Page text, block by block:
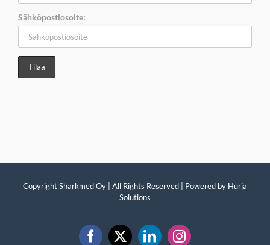
Sähköpostiosoite:
Copyright Sharkmed Oy | All Rights Reserved | Powered by Hurja
Solutions
Facebook
X LinkedInInstagram